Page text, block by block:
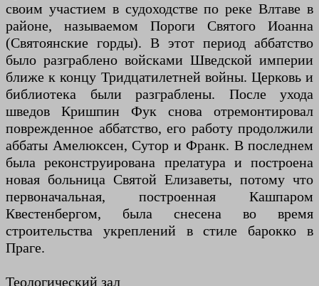
своим участием в судоходстве по реке Влтаве в
районе, называемом Пороги Святого Иоанна
(Святоянские горды). В этот период аббатство
было разграблено войсками Шведской империи
ближе к концу Тридцатилетней войны. Церковь и
библиотека были разграблены. После ухода
шведов Кришпин Фук снова отремонтировал
поврежденное аббатство, его работу продолжили
аббаты Амелюксен, Сутор и Франк. В последнем
была реконструирована прелатура и построена
новая больница Святой Елизаветы, потому что
первоначальная, построенная Кашпаром
Квестенбергом, была снесена во время
строительства укреплений в стиле барокко в
Праге.
Теологический зал